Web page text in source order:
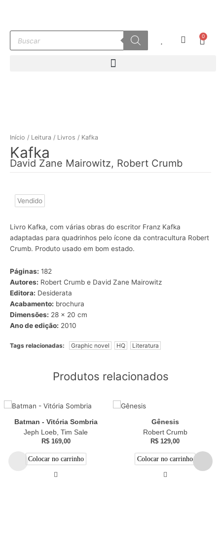
conteúdo
Pesquisar
produtos
0
Início / Leitura / Livros / Kafka
Kafka
David Zane Mairowitz, Robert Crumb
Vendido
Livro Kafka, com várias obras do escritor Franz Kafka
adaptadas para quadrinhos pelo ícone da contracultura Robert
Crumb. Produto usado em bom estado.
Páginas: 182
Autores: Robert Crumb e David Zane Mairowitz
Editora: Desiderata
Acabamento: brochura
Dimensões: 28 x 20 cm
Ano de edição: 2010
Tags relacionadas: Graphic novel HQ Literatura
Produtos relacionados
Batman - Vitória Sombria
Jeph Loeb, Tim Sale
R$169,00
Colocar no carrinho
Gênesis
Robert Crumb
R$ 129,00
Colocar no carrinho